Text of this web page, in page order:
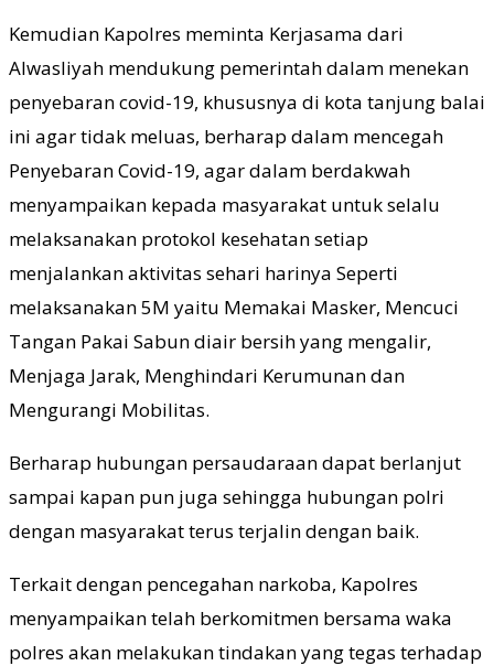
Kemudian Kapolres meminta Kerjasama dari
Alwasliyah mendukung pemerintah dalam menekan
penyebaran covid-19, khususnya di kota tanjung balai
ini agar tidak meluas, berharap dalam mencegah
Penyebaran Covid-19, agar dalam berdakwah
menyampaikan kepada masyarakat untuk selalu
melaksanakan protokol kesehatan setiap
menjalankan aktivitas sehari harinya Seperti
melaksanakan 5M yaitu Memakai Masker, Mencuci
Tangan Pakai Sabun diair bersih yang mengalir,
Menjaga Jarak, Menghindari Kerumunan dan
Mengurangi Mobilitas.
Berharap hubungan persaudaraan dapat berlanjut
sampai kapan pun juga sehingga hubungan polri
dengan masyarakat terus terjalin dengan baik.
Terkait dengan pencegahan narkoba, Kapolres
menyampaikan telah berkomitmen bersama waka
polres akan melakukan tindakan yang tegas terhadap